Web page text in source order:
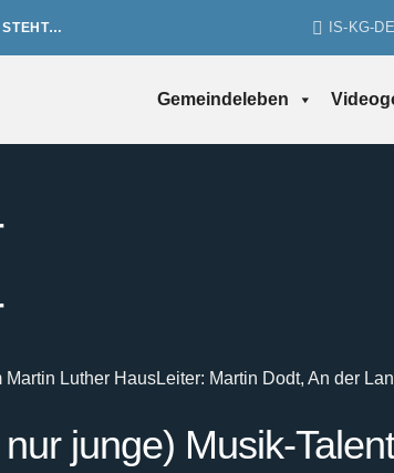
STEHT… IS-KG-
Gemeindeleben
Martin Luther HausLeiter: Martin Dodt, An der
junge) Musik-